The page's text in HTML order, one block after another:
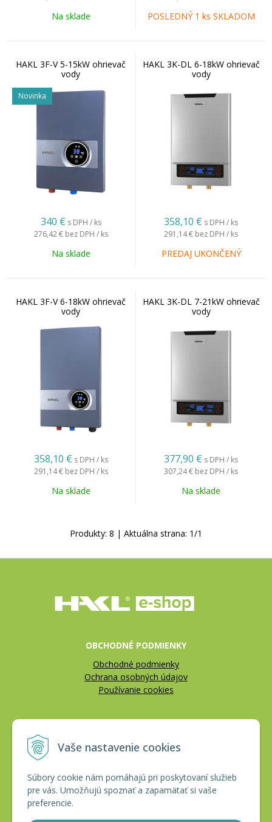
Vaše nastavenie cookies
Súbory cookie nám pomáhajú pri poskytovaní služieb
pre vás. Umožňujú spoznať a zapamätať si vaše
preferencie.
Na sklade POSLEDNÝ 1 ks SKLADOM
HAKL 3F-V 5-15kW ohrievač
vody
Novinka
340 € s DPH / ks
276,42 € bez DPH / ks
Na sklade
HAKL 3K-DL 6-18kW ohrievač
vody
358,10 € s DPH / ks
291,14 € bez DPH / ks
PREDAJ UKONČENÝ
HAKL 3F-V 6-18kW ohrievač
vody
358,10 € s DPH / ks
291,14 € bez DPH / ks
Na sklade
HAKL 3K-DL 7-21kW ohrievač
vody
377,90 € s DPH / ks
307,24 € bez DPH / ks
Na sklade
Produkty: 8 | Aktuálna strana: 1/1
OBCHODNÉ PODMIENKY
Obchodné podmienky
Ochrana osobných údajov
Používanie cookies
Reklamačný poriadok
CERTIFIKÁTY